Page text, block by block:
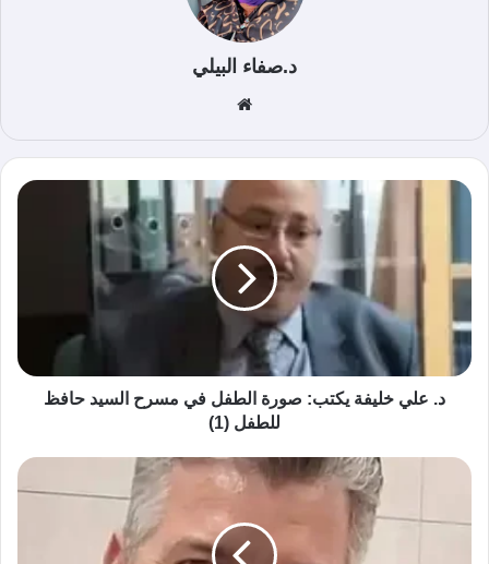
د.صفاء البيلي
الوي
ب
د. علي خليفة يكتب: صورة الطفل في مسرح السيد حافظ
للطفل (1)